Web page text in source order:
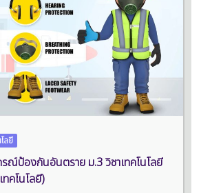
ลยี
ป้องกันอันตราย ม.3 วิชาเทคโนโลยี
คโนโลยี)